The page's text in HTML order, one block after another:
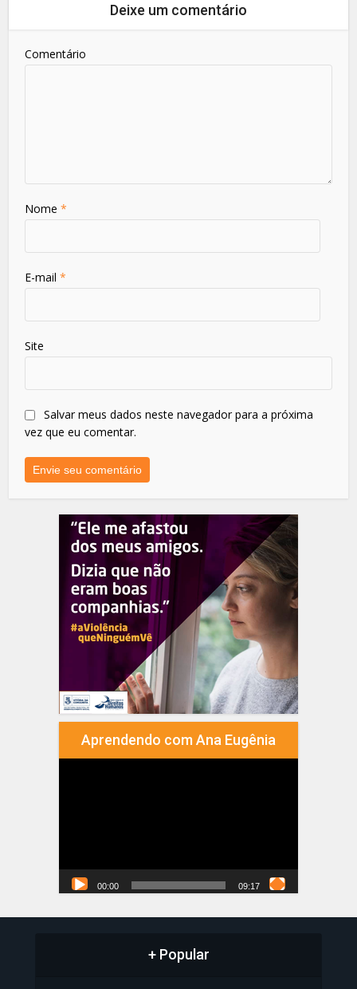
Deixe um comentário
Comentário
Nome*
E-mail*
Site
Salvar meus dados neste navegador para a próxima
vez que eu comentar.
Aprendendo com Ana Eugênia
00:00 09:17
+ Popular